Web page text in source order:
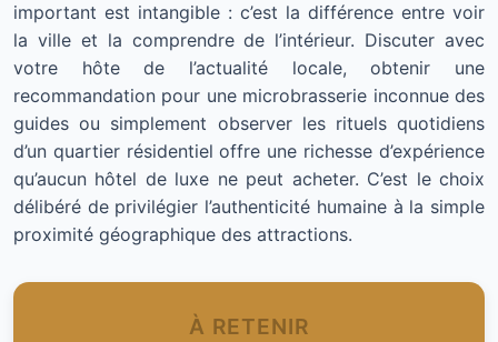
important est intangible : c’est la différence entre voir
la ville et la comprendre de l’intérieur. Discuter avec
votre hôte de l’actualité locale, obtenir une
recommandation pour une microbrasserie inconnue des
guides ou simplement observer les rituels quotidiens
d’un quartier résidentiel offre une richesse d’expérience
qu’aucun hôtel de luxe ne peut acheter. C’est le choix
délibéré de privilégier l’authenticité humaine à la simple
proximité géographique des attractions.
À RETENIR